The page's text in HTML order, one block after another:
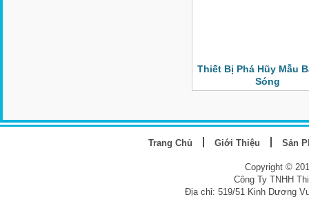
Thiết Bị Phá Hũy Mẫu
Sóng
Trang Chủ Giới Thiệu Sản
Copyright ©
Công Ty TNHH
Địa chỉ: 519/51 Kinh Dương